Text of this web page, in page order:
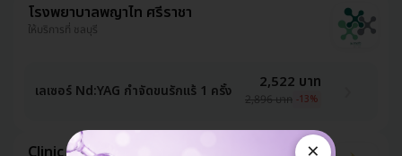
โรงพยาบาลพญาไท ศรีราชา
ให้บริการที่ ชลบุรี
เลเซอร์ Nd:YAG กำจัดขนรักแร้ 1 ครั้ง 2,522 บาท
2,896 บาท -13%